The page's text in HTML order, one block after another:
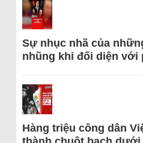
Sự nhục nhã của
nhũng khi đối diện với
Hàng triệu công dân